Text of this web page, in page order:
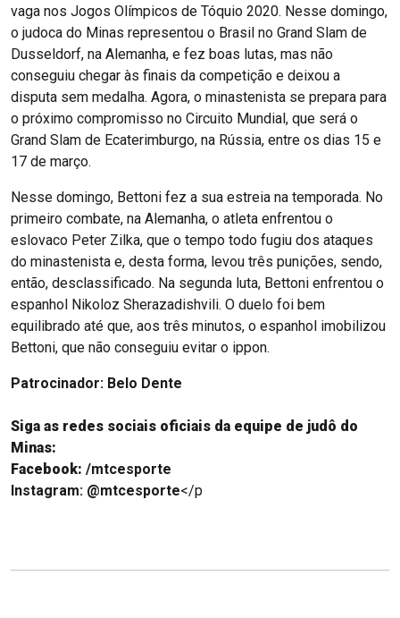
vaga nos Jogos Olímpicos de Tóquio 2020. Nesse domingo,
o judoca do Minas representou o Brasil no Grand Slam de
Dusseldorf, na Alemanha, e fez boas lutas, mas não
conseguiu chegar às finais da competição e deixou a
disputa sem medalha. Agora, o minastenista se prepara para
o próximo compromisso no Circuito Mundial, que será o
Grand Slam de Ecaterimburgo, na Rússia, entre os dias 15 e
17 de março.
Nesse domingo, Bettoni fez a sua estreia na temporada. No
primeiro combate, na Alemanha, o atleta enfrentou o
eslovaco Peter Zilka, que o tempo todo fugiu dos ataques
do minastenista e, desta forma, levou três punições, sendo,
então, desclassificado. Na segunda luta, Bettoni enfrentou o
espanhol Nikoloz Sherazadishvili. O duelo foi bem
equilibrado até que, aos três minutos, o espanhol imobilizou
Bettoni, que não conseguiu evitar o ippon.
Patrocinador: Belo Dente
Siga as redes sociais oficiais da equipe de judô do
Minas:
Facebook: /mtcesporte
Instagram: @mtcesporte</p